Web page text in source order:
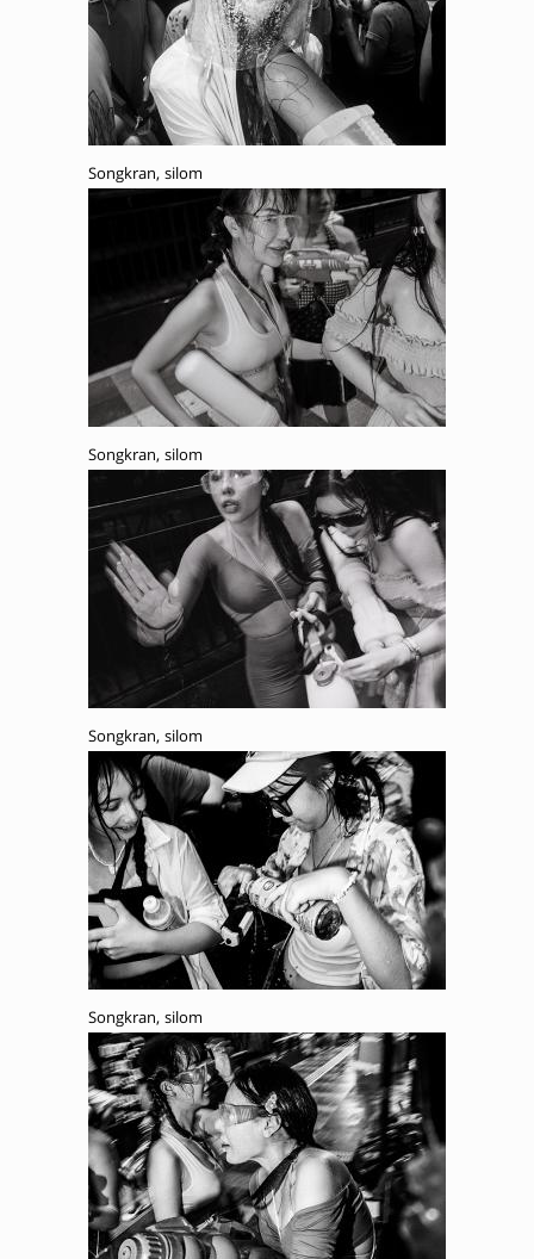
Songkran, silom
Songkran, silom
Songkran, silom
Songkran, silom